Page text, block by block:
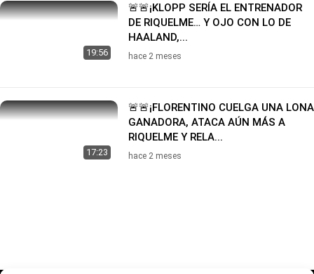
19:56
🚨🚨¡KLOPP SERÍA EL ENTRENADOR
DE RIQUELME… Y OJO CON LO DE
HAALAND,...
hace 2 meses
17:23
🚨🚨¡FLORENTINO CUELGA UNA LONA
GANADORA, ATACA AÚN MÁS A
RIQUELME Y RELA...
hace 2 meses